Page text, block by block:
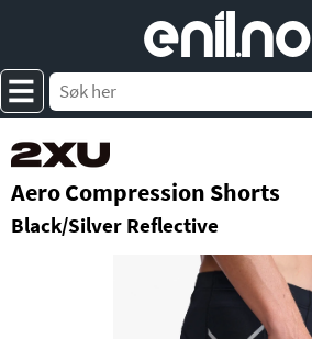
enil no
Aero Compression Shorts
Black/Silver Reflective